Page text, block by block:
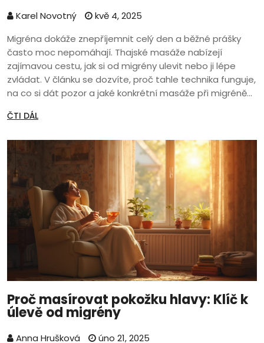
Karel Novotný
kvě 4, 2025
Migréna dokáže znepříjemnit celý den a běžné prášky
často moc nepomáhají. Thajské masáže nabízejí
zajímavou cestu, jak si od migrény ulevit nebo ji lépe
zvládat. V článku se dozvíte, proč tahle technika funguje,
na co si dát pozor a jaké konkrétní masáže při migréně
je lepší masáž vynechat. Potěší každého, kdo hledá
ČTI DÁL
Proč masírovat pokožku hlavy: Klíč k
úlevě od migrény
Anna Hrušková
úno 21, 2025